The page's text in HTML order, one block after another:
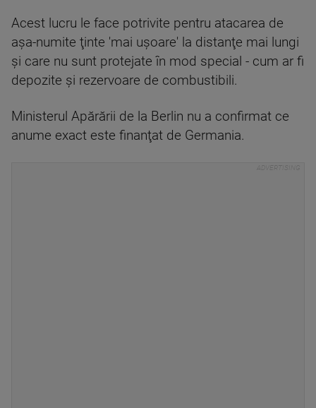
Acest lucru le face potrivite pentru atacarea de
aşa-numite ţinte 'mai uşoare' la distanţe mai lungi
şi care nu sunt protejate în mod special - cum ar fi
depozite şi rezervoare de combustibili.
Ministerul Apărării de la Berlin nu a confirmat ce
anume exact este finanţat de Germania.